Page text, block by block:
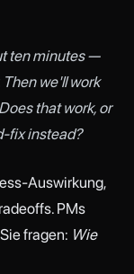
ten minutes —
we'll work
that work, or
fix instead?
Auswirkung,
PMs
fragen: Wie